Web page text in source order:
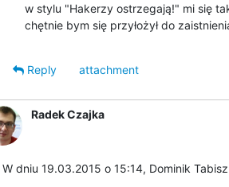
w stylu "Hakerzy ostrzegają!" mi się
chętnie bym się przyłożył do
Reply attachment
Radek Czajka
W dniu 19.03.2015 o 15:14, Dominik